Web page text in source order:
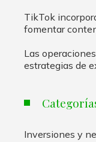
TikTok
fomentar
Las
estrategias de
Inversiones y